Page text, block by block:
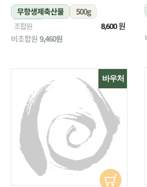
무항생제축산물
500g
냉장
조합원 8,600원
비조합원 9,460원
바우처